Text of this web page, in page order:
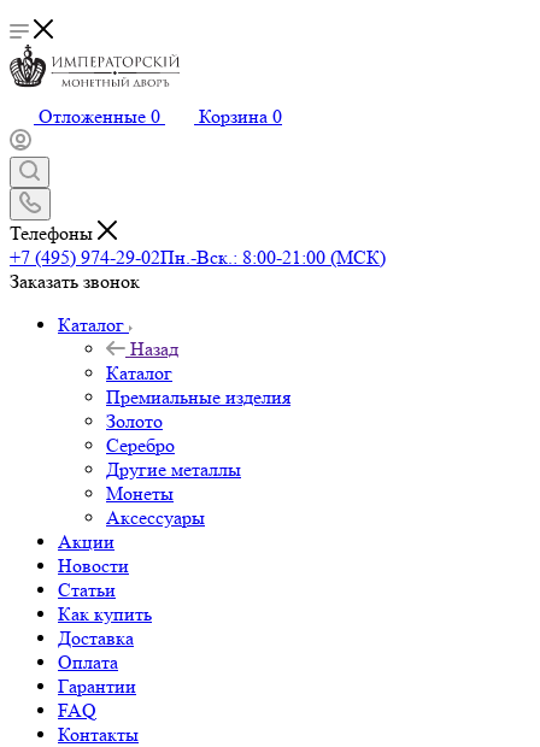
Отложенные 0 Корзина 0
Телефоны
+7 (495) 974-29-02Пн.-Вск.: 8:00-21:00 (МСК)
Заказать звонок
Каталог
Назад
Каталог
Премиальные изделия
Золото
Серебро
Другие металлы
Монеты
Аксессуары
Акции
Новости
Статьи
Как купить
Доставка
Оплата
Гарантии
FAQ
Контакты